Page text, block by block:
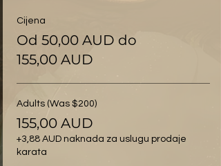
Cijena
Od 50,00 AUD do
155,00 AUD
Adults (Was $200)
155,00 AUD
+3,88 AUD naknada za uslugu prodaje
karata